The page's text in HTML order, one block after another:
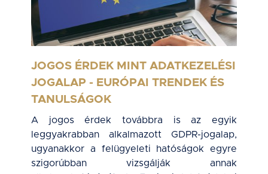
JOGOS ÉRDEK MINT ADATKEZELÉSI
JOGALAP - EURÓPAI TRENDEK ÉS
TANULSÁGOK
A jogos érdek továbbra is az egyik
leggyakrabban alkalmazott GDPR-jogalap,
ugyanakkor a felügyeleti hatóságok egyre
szigorúbban vizsgálják annak